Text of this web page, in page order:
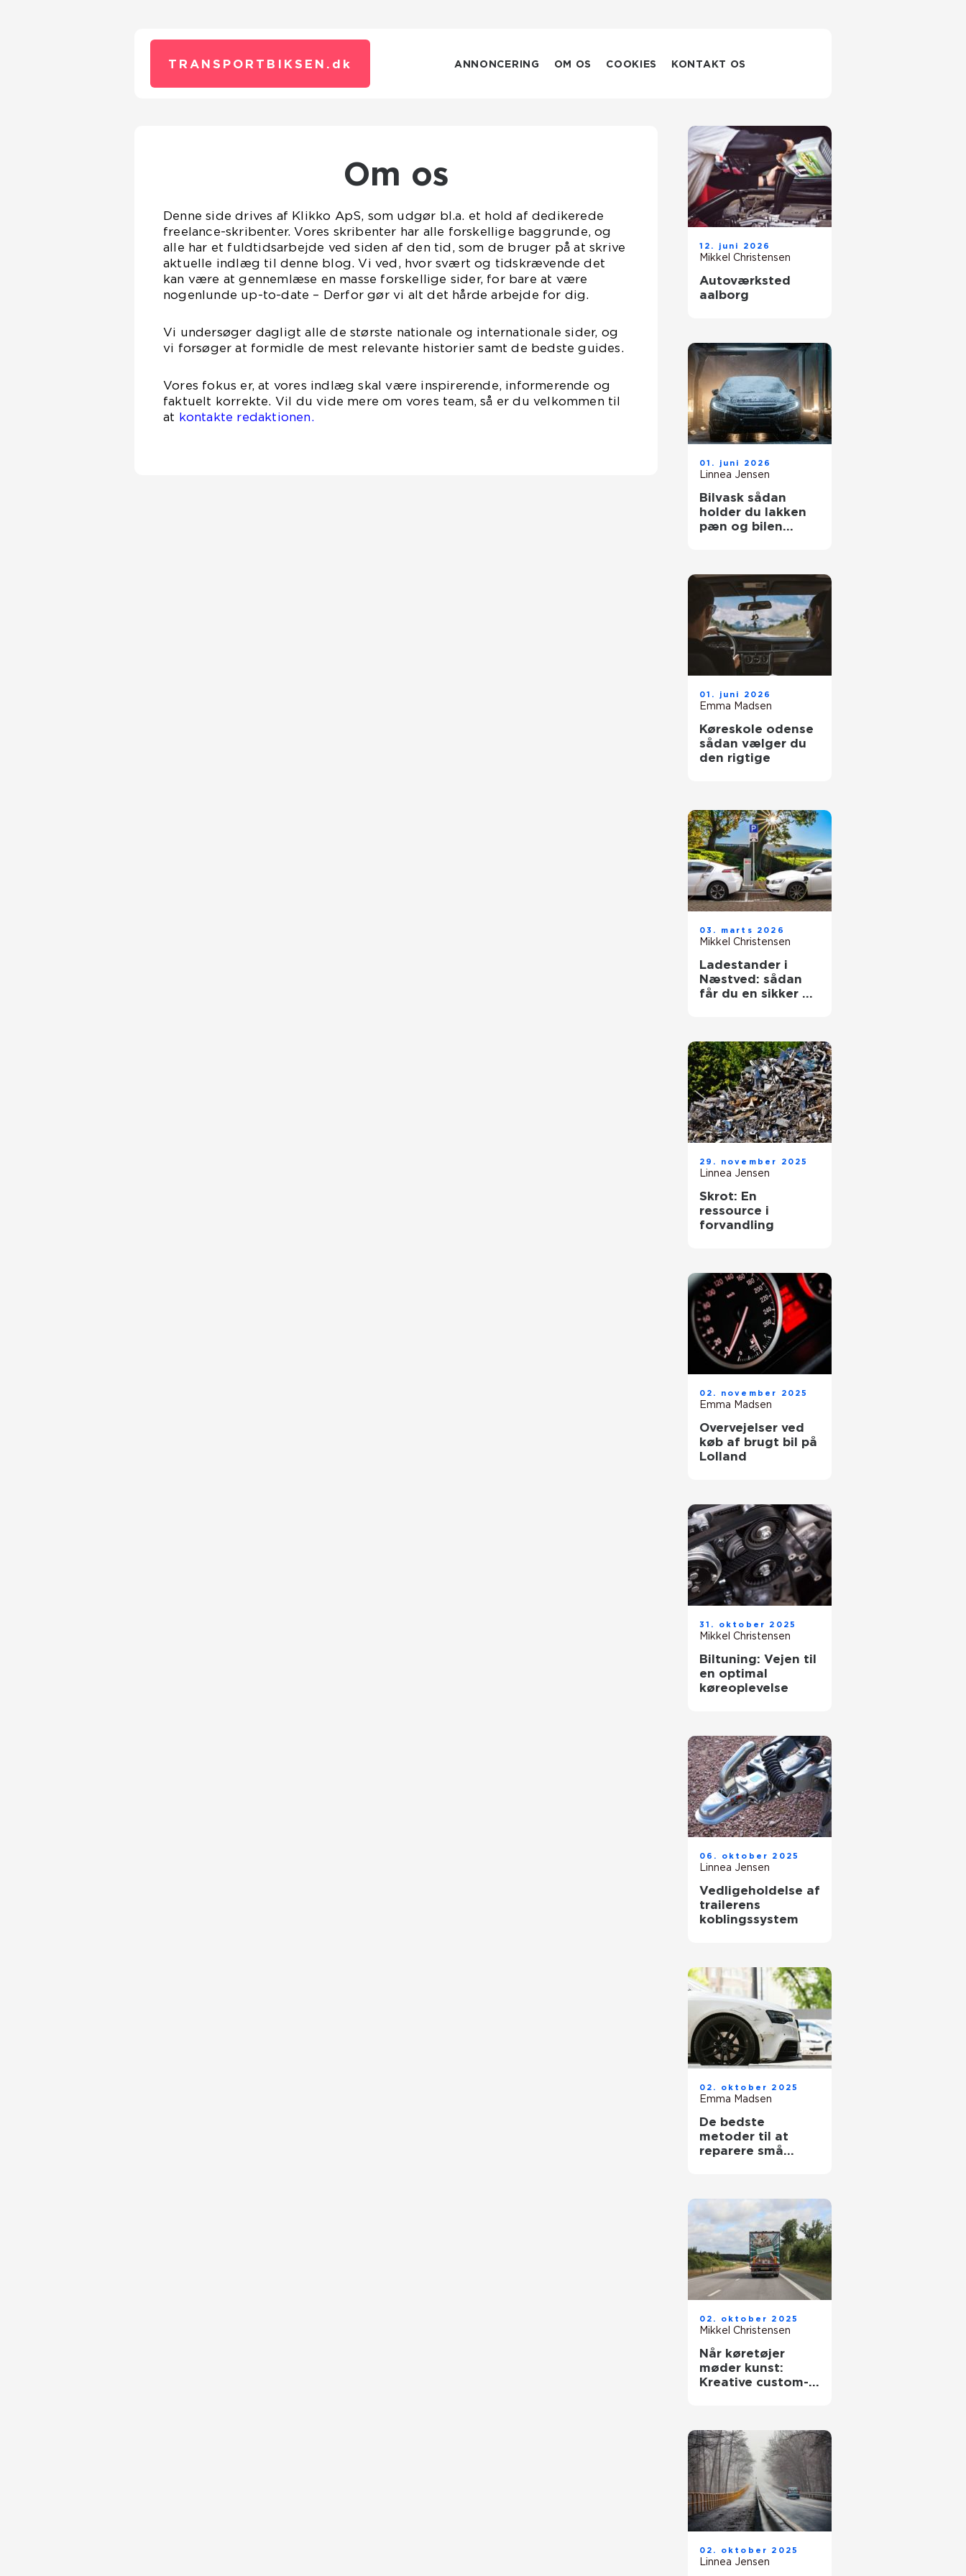
TRANSPORTBIKSEN. dk ANNONCERING OM OS COOKIES KONTAKT OS
Om os
Denne side drives af Klikko ApS, som udgør bl.a. et hold af dedikerede
freelance-skribenter. Vores skribenter har alle forskellige baggrunde, og
alle har et fuldtidsarbejde ved siden af den tid, som de bruger på at skrive
aktuelle indlæg til denne blog. Vi ved, hvor svært og tidskrævende det
kan være at gennemlæse en masse forskellige sider, for bare at være
nogenlunde up-to-date – Derfor gør vi alt det hårde arbejde for dig.
Vi undersøger dagligt alle de største nationale og internationale sider, og
vi forsøger at formidle de mest relevante historier samt de bedste guides.
Vores fokus er, at vores indlæg skal være inspirerende, informerende og
faktuelt korrekte. Vil du vide mere om vores team, så er du velkommen til
at kontakte redaktionen.
12. juni 2026
Mikkel Christensen
Autoværksted
aalborg
01. juni 2026
Linnea Jensen
Bilvask sådan
holder du lakken
pæn og bilen
01. juni 2026
Emma Madsen
Køreskole odense
sådan vælger du
den rigtige
03. marts 2026
Mikkel Christensen
Ladestander i
Næstved: sådan
får du en sikker og
29. november 2025
Linnea Jensen
Skrot: En
ressource i
forvandling
02. november 2025
Emma Madsen
Overvejelser ved
køb af brugt bil på
Lolland
31. oktober 2025
Mikkel Christensen
Biltuning: Vejen til
en optimal
køreoplevelse
06. oktober 2025
Linnea Jensen
Vedligeholdelse af
trailerens
koblingssystem
02. oktober 2025
Emma Madsen
De bedste
metoder til at
reparere små
02. oktober 2025
Mikkel Christensen
Når køretøjer
møder kunst:
Kreative custom-
02. oktober 2025
Linnea Jensen